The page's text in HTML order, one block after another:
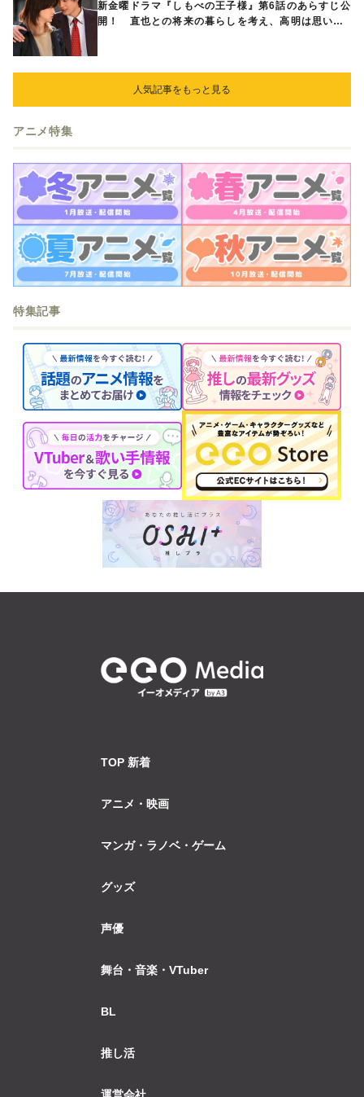
新金曜ドラマ『しもべの王子様』第6話のあらすじ公
開！ 直也との将来の暮らしを考え、高明は思い切
人気記事をもっと見る
アニメ特集
特集記事
TOP 新着
アニメ・映画
マンガ・ラノベ・ゲーム
グッズ
声優
舞台・音楽・VTuber
BL
推し活